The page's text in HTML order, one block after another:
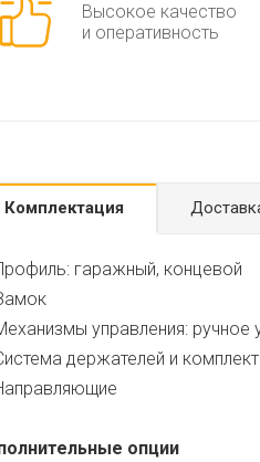
Высокое качество
и оперативность
Комплектация
гаражный, концевой
управления:
держателей и
опции